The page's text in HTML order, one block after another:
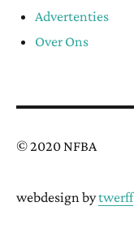
Advertenties
Over Ons
© 2020 NFBA
webdesign bytwerff